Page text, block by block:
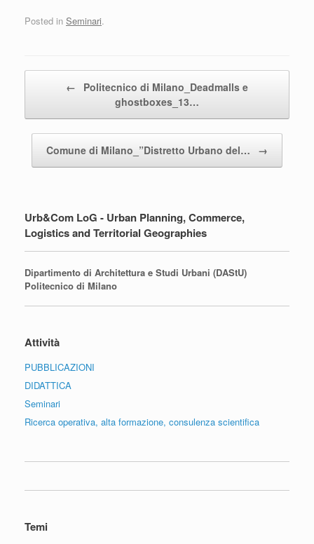
Posted in Seminari.
←
Politecnico di Milano_Deadmalls e
ghostboxes_13…
Comune di Milano_”Distretto Urbano del… →
Urb&Com LoG - Urban Planning, Commerce,
Logistics and Territorial Geographies
Dipartimento di Architettura e Studi Urbani (DAStU)
Politecnico di Milano
Attività
PUBBLICAZIONI
DIDATTICA
Seminari
Ricerca operativa, alta formazione, consulenza scientifica
Temi